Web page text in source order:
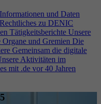
und Daten
Rechtliches zu DENIC
Tätigkeitsberichte Unsere
Organe und Gremien Die
Gemeinsam die digitale
Aktivitäten im
mit .de vor 40 Jahren